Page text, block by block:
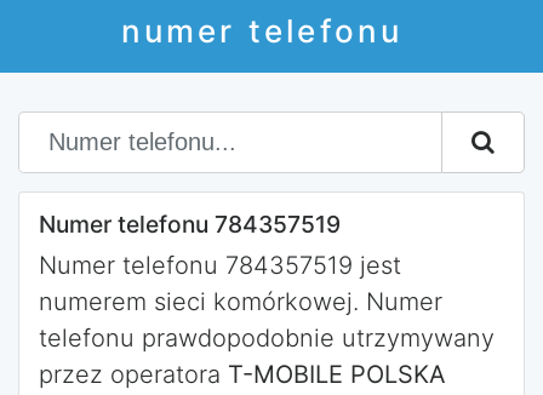
numer telefonu
Numer telefonu 784357519
Numer telefonu 784357519 jest
numerem sieci komórkowej. Numer
telefonu prawdopodobnie utrzymywany
przez operatora T-MOBILE POLSKA